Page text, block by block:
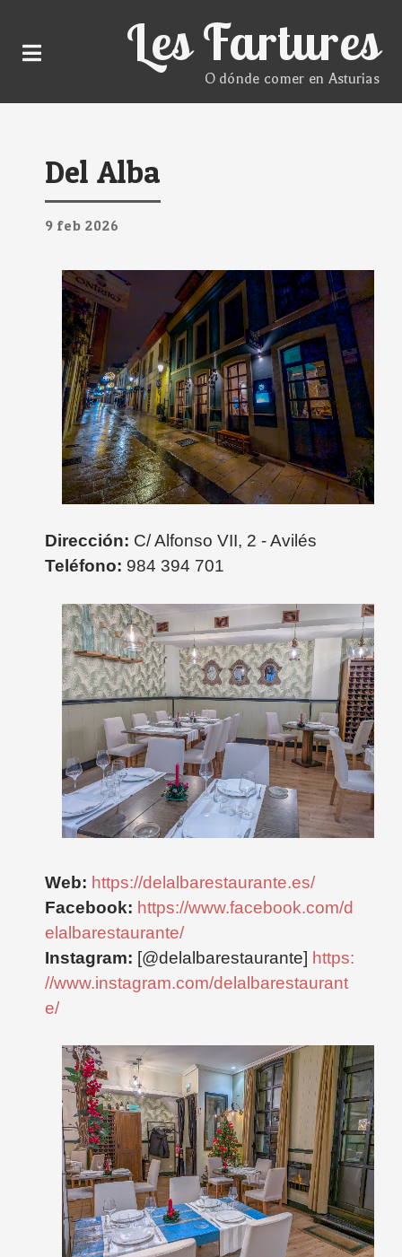
Les Fartures
O dónde comer en Asturias
Del Alba
9 feb 2026
Dirección: C/ Alfonso VII, 2 - Avilés
Teléfono: 984 394 701
Web: https://delalbarestaurante.es/
Facebook: https://www.facebook.com/d
elalbarestaurante/
Instagram: [@delalbarestaurante] https:
//www.instagram.com/delalbarestaurant
e/